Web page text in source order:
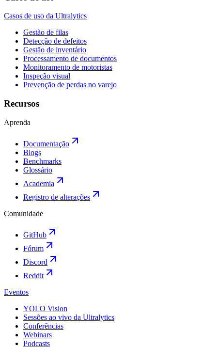
Casos de uso da Ultralytics
Gestão de filas
Detecção de defeitos
Gestão de inventário
Processamento de documentos
Monitoramento de motoristas
Inspeção visual
Prevenção de perdas no varejo
Recursos
Aprenda
Documentação
Blogs
Benchmarks
Glossário
Academia
Registro de alterações
Comunidade
GitHub
Fórum
Discord
Reddit
Eventos
YOLO Vision
Sessões ao vivo da Ultralytics
Conferências
Webinars
Podcasts